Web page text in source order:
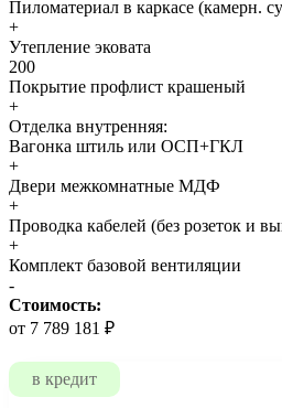
Пиломатериал в каркасе (камерн.
+
Утепление эковата
200
Покрытие профлист крашеный
+
Отделка внутренняя:
Вагонка штиль или ОСП+ГКЛ
+
Двери межкомнатные МДФ
+
Проводка кабелей (без розеток и
+
Комплект базовой вентиляции
-
Стоимость:
от 7 789 181 ₽
в кредит